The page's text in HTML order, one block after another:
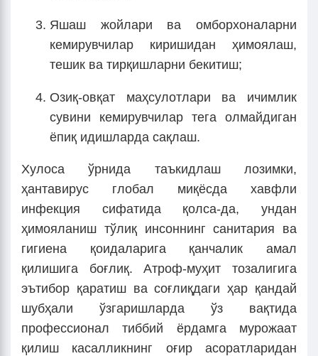
Яшаш жойлари ва омборхоналарни
кемирувчилар киришидан ҳимоялаш,
тешик ва тирқишларни бекитиш;
Озиқ-овқат маҳсулотлари ва ичимлик
сувини кемирувчилар тега олмайдиган
ёпиқ идишларда сақлаш.
Хулоса ўрнида таъкидлаш лозимки,
ҳантавирус глобал миқёсда хавфли
инфекция сифатида қолса-да, ундан
ҳимояланиш тўлиқ инсоннинг санитария ва
гигиена қоидаларига қанчалик амал
қилишига боғлиқ. Атроф-муҳит тозалигига
эътибор қаратиш ва соғлиқдаги ҳар қандай
шубҳали ўзгаришларда ўз вақтида
профессионал тиббий ёрдамга мурожаат
қилиш касалликнинг оғир асоратларидан